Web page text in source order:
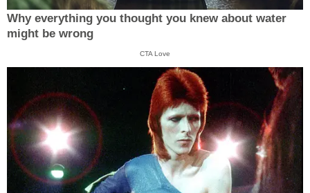
Why everything you thought you knew about water
might be wrong
CTA Love